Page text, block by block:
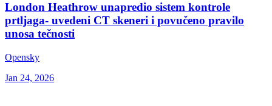
London Heathrow unapredio sistem kontrole
prtljaga- uvedeni CT skeneri i povučeno pravilo
unosa tečnosti
Opensky
Jan 24, 2026